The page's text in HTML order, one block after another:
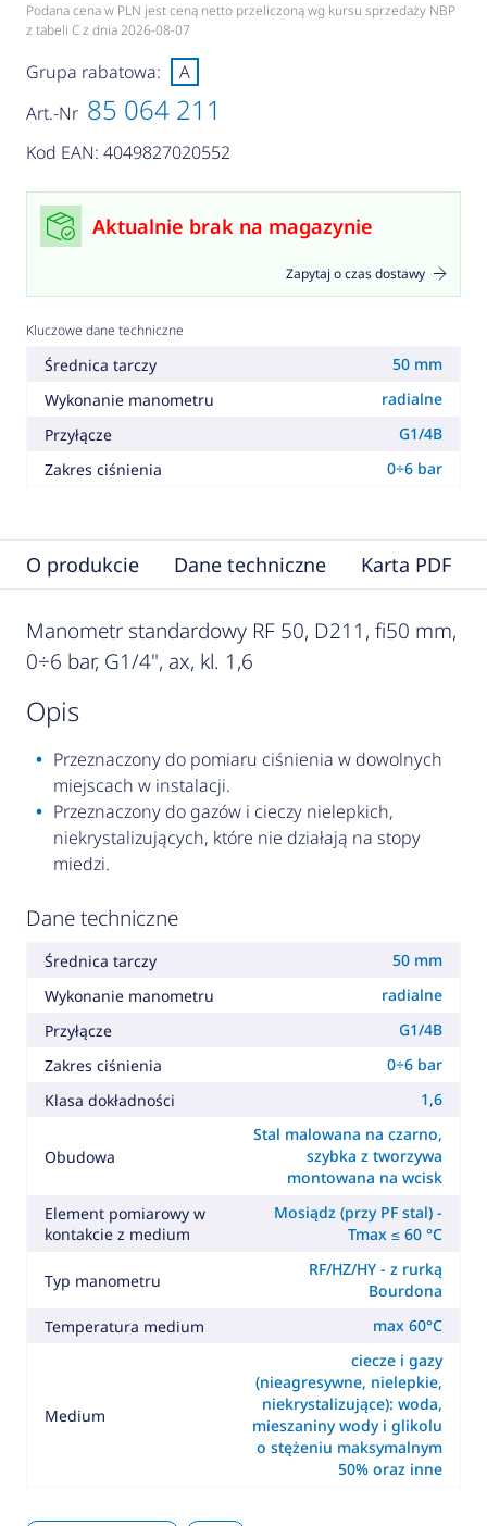
Podana cena w PLN jest ceną netto przeliczoną wg kursu sprzedaży NBP
z tabeli C z dnia 2026-08-07
Art.-Nr 85 064 211
Kod EAN: 4049827020552
Grupa rabatowa: A
Aktualnie brak na magazynie
Zapytaj o czas dostawy
Kluczowe dane techniczne
Średnica tarczy
50 mm
Wykonanie manometru
radialne
Przyłącze
G1/4B
Zakres ciśnienia
0÷6 bar
O produkcie Dane techniczne Karta PDF
Manometr standardowy RF 50, D211, fi50 mm,
0÷6 bar, G1/4", ax, kl. 1,6
opis
Przeznaczony do pomiaru ciśnienia w dowolnych
miejscach w instalacji.
Przeznaczony do gazów i cieczy nielepkich,
niekrystalizujących, które nie działają na stopy
miedzi.
Dane techniczne
Średnica tarczy
50 mm
Wykonanie manometru
radialne
Przyłącze
G1/4B
Zakres ciśnienia
0÷6 bar
Klasa dokładności
1,6
Obudowa
Stal malowana na czarno,
szybka z tworzywa
montowana na wcisk
Element pomiarowy w
kontakcie z medium
Mosiądz (przy PF stal) -
Tmax ≤ 60 °C
Typ manometru
RF/HZ/HY - z rurką
Bourdona
Temperatura medium
max 60°C
Medium
ciecze i gazy
(nieagresywne, nielepkie,
niekrystalizujące): woda,
mieszaniny wody i glikolu
o stężeniu maksymalnym
50% oraz inne